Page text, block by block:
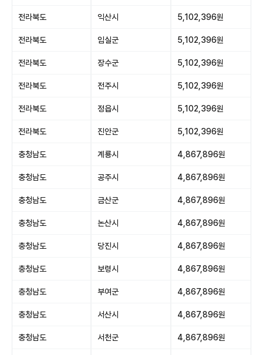
전라북도 익산시 5,102,396원
전라북도 임실군 5,102,396원
전라북도 장수군 5,102,396원
전라북도 전주시 5,102,396원
전라북도 정읍시 5,102,396원
전라북도 진안군 5,102,396원
충청남도 계룡시 4,867,896원
충청남도 공주시 4,867,896원
충청남도 금산군 4,867,896원
충청남도 논산시 4,867,896원
충청남도 당진시 4,867,896원
충청남도 보령시 4,867,896원
충청남도 부여군 4,867,896원
충청남도 서산시 4,867,896원
충청남도 서천군 4,867,896원